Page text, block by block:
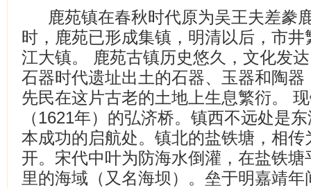
鹿苑镇在春秋时代原为吴王夫差豢
时，鹿苑已形成集镇，明清以后，市
江大镇。 鹿苑古镇历史悠久，文化发
石器时代遗址出土的石器、玉器和陶
先民在这片古老的土地上生息繁衍。
（1621年）的弘济桥。镇西不远处是
本成功的启航处。镇北的盐铁塘，相
开。宋代中叶为防海水倒灌，在盐铁
里的海域（又名海坝）。垒于明嘉靖